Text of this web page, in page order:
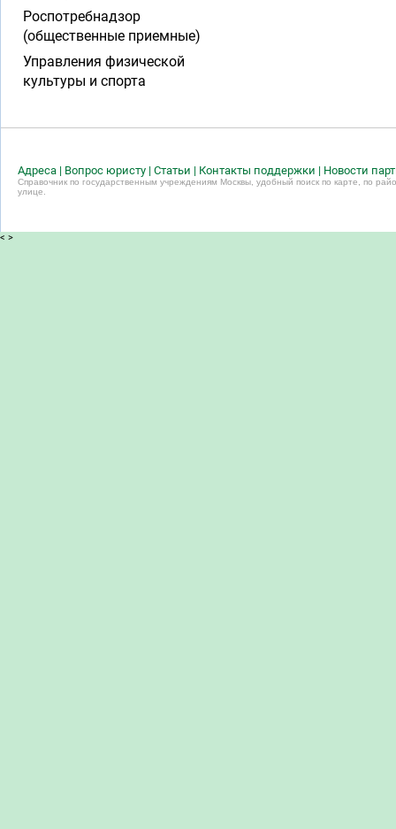
Роспотребнадзор
(общественные приемные)
Управления физической
культуры и спорта
Адреса | Вопрос юристу | Статьи | Контакты поддержки | Новости
Справочник по государственным учреждениям Москвы, удобный поиск по карте, по
улице.
< >